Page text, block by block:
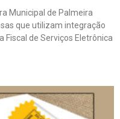
Municipal de Palmeira
que utilizam integração
Fiscal de Serviços Eletrônica